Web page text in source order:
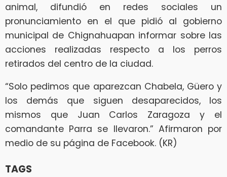
animal, difundió en redes sociales un
pronunciamiento en el que pidió al gobierno
municipal de Chignahuapan informar sobre las
acciones realizadas respecto a los perros
retirados del centro de la ciudad.
“Solo pedimos que aparezcan Chabela, Güero y
los demás que siguen desaparecidos, los
mismos que Juan Carlos Zaragoza y el
comandante Parra se llevaron.” Afirmaron por
medio de su página de Facebook. (KR)
TAGS